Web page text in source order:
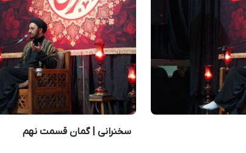
سخنرانی | گمان قسمت نهم